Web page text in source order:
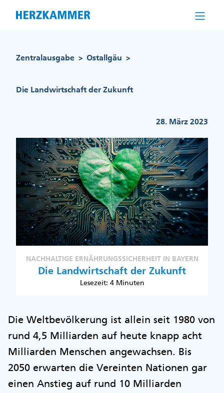
Zentralausgabe > Ostallgäu >
Die Landwirtschaft der Zukunft
28. März 2023
NACHHALTIGE ERNÄHRUNGSSICHERHEIT IN BAYERN
Die Landwirtschaft der Zukunft
Lesezeit: 4 Minuten
Die Weltbevölkerung ist allein seit 1980 von
rund 4,5 Milliarden auf heute knapp acht
Milliarden Menschen angewachsen. Bis
2050 erwarten die Vereinten Nationen gar
einen Anstieg auf rund 10 Milliarden